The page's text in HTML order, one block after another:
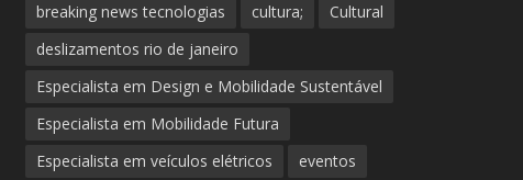
breaking news tecnologias
cultura;
Cultural
deslizamentos rio de janeiro
Especialista em Design e Mobilidade Sustentável
Especialista em Mobilidade Futura
Especialista em veículos elétricos
eventos